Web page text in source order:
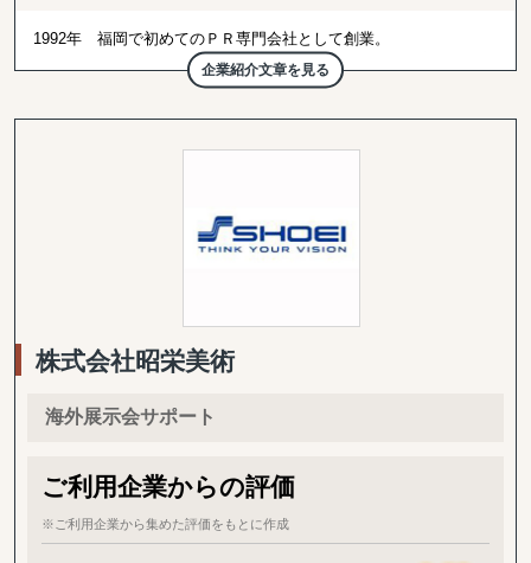
企業紹介文章を見る
1992年 福岡で初めてのＰＲ専門会社として創業。
九州を中心に企業、行政、団体などのＰＲ活動の企画、実施をサポ
レスツアー等を実施。
海外のＴＶ番組を九州の観光地に取材誘致したり、海外出店の際の
現地店舗への地元マスコミ取材誘導作業などを行っている。
株式会社昭栄美術
海外展示会サポート
ご利用企業からの評価
※ご利用企業から集めた評価をもとに作成